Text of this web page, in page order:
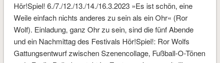
Hör!Spiel! 6./7./12./13./14./16.3.2023 »Es ist schön, eine
Weile einfach nichts anderes zu sein als ein Ohr« (Ror
Wolf). Einladung, ganz Ohr zu sein, sind die fünf Abende
und ein Nachmittag des Festivals Hör!Spiel!: Ror Wolfs
Gattungsentwurf zwischen Szenencollage, Fußball-O-Tönen